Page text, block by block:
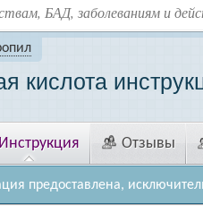
кислота
Инструкция Отзывы
предоставлена,